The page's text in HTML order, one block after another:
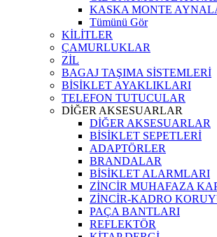
KASKA MONTE
Tümünü Gör
KİLİTLER
ÇAMURLUKLAR
ZİL
BAGAJ TAŞIMA SİSTEMLERİ
BİSİKLET AYAKLIKLARI
TELEFON TUTUCULAR
DİĞER AKSESUARLAR
DİĞER AKSESUARLAR
BİSİKLET SEPETLERİ
ADAPTÖRLER
BRANDALAR
BİSİKLET ALARMLARI
ZİNCİR MUHAFAZA
ZİNCİR-KADRO
PAÇA BANTLARI
REFLEKTÖR